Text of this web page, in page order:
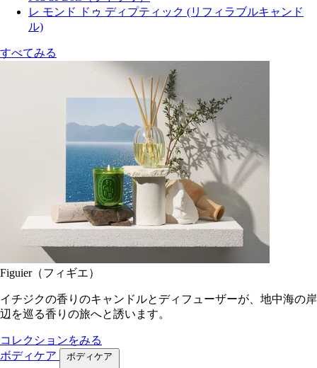
レ モンド ドゥ ディプティック (リフィラブルキャンド
ル)
すべてみる
Figuier（フィギエ）
イチジクの香りのキャンドルとディフューザーが、地中海の岸
辺を巡る香りの旅へと誘います。
コレクションをみる
ボディケア
ボディケア